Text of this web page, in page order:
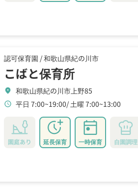
認可保育園 /和歌山県紀の川市
こばと保育所
location_on 和歌山県紀の川市上野85
schedule 平日 7:00~19:00 土曜 7:00~13:00
園庭あり 延長保育 一時保育 自園調理